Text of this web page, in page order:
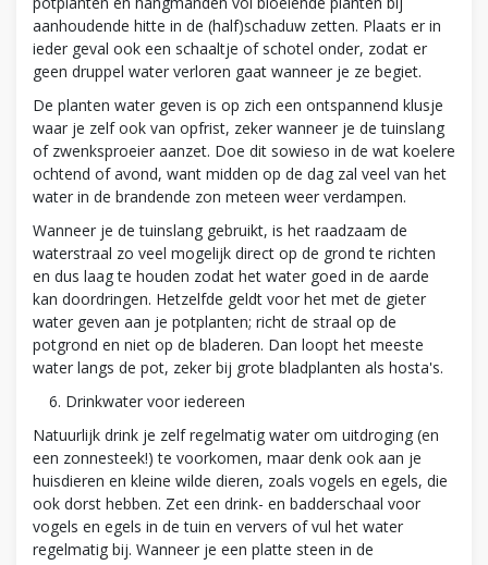
aanhoudende hitte in de (half)schaduw zetten. Plaats er in
ieder geval ook een schaaltje of schotel onder, zodat er
geen druppel water verloren gaat wanneer je ze begiet.
De planten water geven is op zich een ontspannend klusje
waar je zelf ook van opfrist, zeker wanneer je de tuinslang
of zwenksproeier aanzet. Doe dit sowieso in de wat koelere
ochtend of avond, want midden op de dag zal veel van het
water in de brandende zon meteen weer verdampen.
Wanneer je de tuinslang gebruikt, is het raadzaam de
waterstraal zo veel mogelijk direct op de grond te richten
en dus laag te houden zodat het water goed in de aarde
kan doordringen. Hetzelfde geldt voor het met de gieter
water geven aan je potplanten; richt de straal op de
potgrond en niet op de bladeren. Dan loopt het meeste
water langs de pot, zeker bij grote bladplanten als hosta's.
Drinkwater voor iedereen
Natuurlijk drink je zelf regelmatig water om uitdroging (en
een zonnesteek!) te voorkomen, maar denk ook aan je
huisdieren en kleine wilde dieren, zoals vogels en egels, die
ook dorst hebben. Zet een drink- en badderschaal voor
vogels en egels in de tuin en ververs of vul het water
regelmatig bij. Wanneer je een platte steen in de